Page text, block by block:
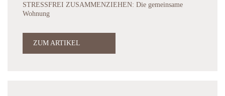
STRESSFREI ZUSAMMENZIEHEN: Die gemeinsame
Wohnung
ZUM ARTIKEL